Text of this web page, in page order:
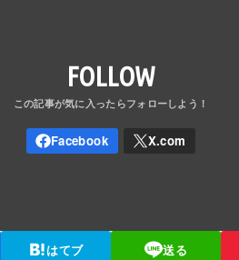
FOLLOW
はてブ 送る